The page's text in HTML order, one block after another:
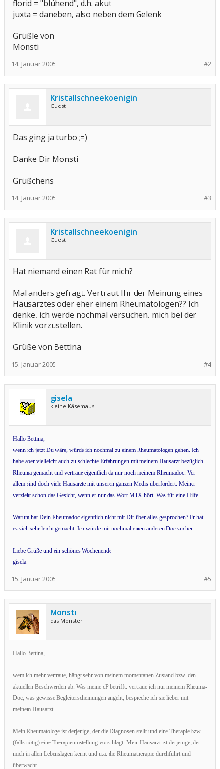
florid = "blühend", d.h. akut
juxta = daneben, also neben dem Gelenk
Grüßle von
Monsti
#2
14. Januar 2005
Kristallschneekoenigin
Guest
Das ging ja turbo ;=)
Danke Dir Monsti
Grüßchens
#3
14. Januar 2005
Kristallschneekoenigin
Guest
Hat niemand einen Rat für mich?
Mal anders gefragt. Vertraut Ihr der Meinung eines
Hausarztes oder eher einem Rheumatologen?? Ich
denke, ich werde nochmal versuchen, mich bei der
Klinik vorzustellen.
Grüße von Bettina
#4
15. Januar 2005
gisela
kleine Käsemaus
Hallo Bettina,
wenn ich jetzt Du wäre, würde ich nochmal zu einem Rheumatologen gehen. Ich
habe aber vielleicht auch zu schlechte Erfahrungen mit meinem Hausarzt bezüglich
Rheuma gemacht und vertraue eigentlich da nur noch meinem Rheumadoc. Vor
allem sind doch viele Hausärzte mit unseren ganzen Medis überfordert. Meiner
verzieht schon das Gesicht, wenn er nur das Wort MTX hört. Was für eine Hilfe...
Warum hat Dein Rheumadoc eigentlich nicht mit Dir über alles gesprochen? Er hat
es sich sehr leicht gemacht. Ich würde mir nochmal einen anderen Doc suchen...
Liebe Grüße und ein schönes Wochenende
gisela
#5
15. Januar 2005
Monsti
das Monster
Hallo Bettina,
wem ich mehr vertraue, hängt sehr von meinem momentanen Zustand bzw. den
aktuellen Beschwerden ab. Was meine cP betrifft, vertraue ich nur meinem Rheuma-
Doc, was gewisse Begleiterscheinungen angeht, bespreche ich sie lieber mit
meinem Hausarzt.
Mein Rheumatologe ist derjenige, der die Diagnosen stellt und eine Therapie bzw.
(falls nötig) eine Therapieumstellung vorschlägt. Mein Hausarzt ist derjenige, der
mich in allen Lebenslagen kennt und u.a. die Rheumatherapie durchführt und
überwacht.